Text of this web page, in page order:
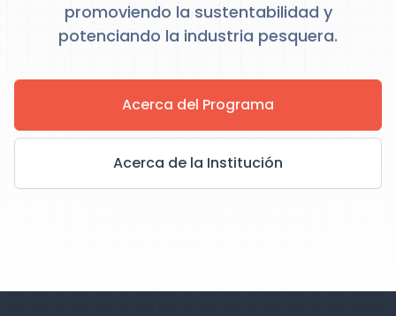
promoviendo la sustentabilidad y
potenciando la industria pesquera.
Acerca del Programa
Acerca de la Institución